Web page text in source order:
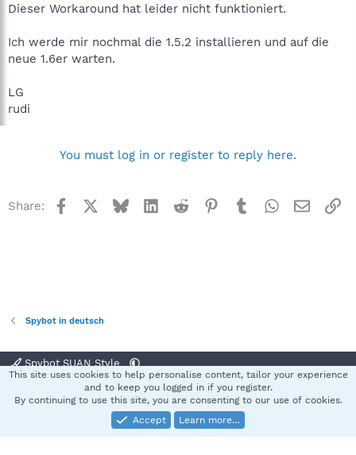
Dieser Workaround hat leider nicht funktioniert.
Ich werde mir nochmal die 1.5.2 installieren und auf die
neue 1.6er warten.
LG
rudi
You must log in or register to reply here.
Share: Facebook BlueskyLinkedInReddit Pinterest
TumblrWhatsApp
Email
Spybot in deutsch
Spybot SUAN Style
Terms and rules Privacy policy Help
S
Community platform by XenForo® © 2010-2025 XenForo Ltd.
This site uses cookies to help personalise content, tailor your experience
and to keep you logged in if you register.
By continuing to use this site, you are consenting to our use of cookies.
Accept
Learn more…